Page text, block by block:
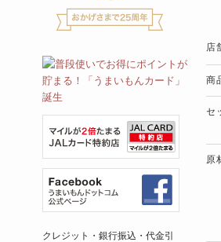
店
商
セ
原
クレジット・銀行振込・代金引